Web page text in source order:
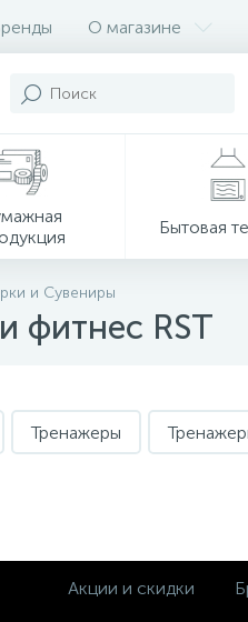
О магазине
Бытовая
и Сувениры
фитнес RST
Тренажеры
Акции и скидки